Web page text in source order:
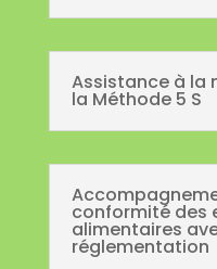
Assistance à la
la Méthode 5 S
conformité des
alimentaires
réglementation